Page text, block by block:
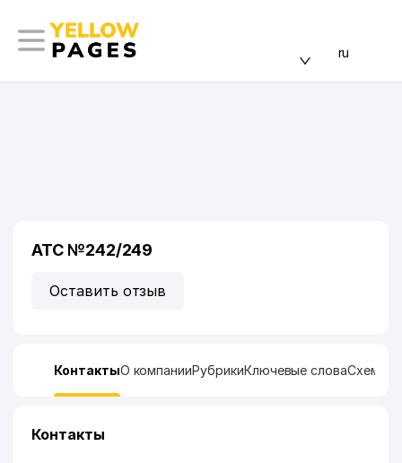
ru
АТС №242/249
Оставить отзыв
КонтактыО компанииРубрикиКлючевые словаСхема
Контакты